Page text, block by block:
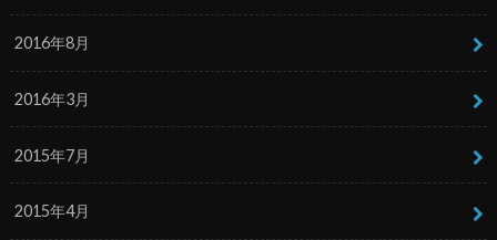
2016年8月
2016年3月
2015年7月
2015年4月